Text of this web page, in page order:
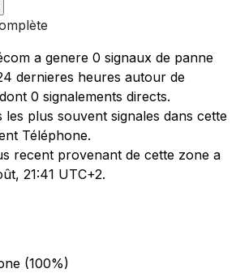
a genere 0 signaux de panne
dernieres heures autour de
0 signalements directs.
les plus souvent signales dans cette
Téléphone.
recent provenant de cette zone a
21:41 UTC+2.
(100%)